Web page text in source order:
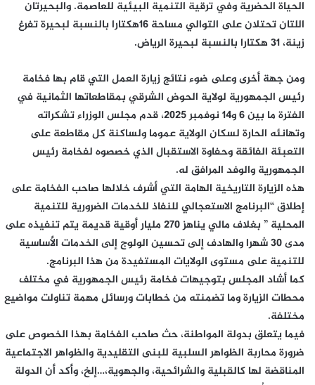
الحياة الحضرية وفي ترقية التنمية البيئية للعاصمة. والبحيرتان
اللتان تحتلان على التوالي مساحة 16هكتارا بالنسبة لبحيرة تفرغ
زينة، 31 هكتارا بالنسبة لبحيرة الرياض.
ومن جهة أخرى وعلى ضوء نتائج زيارة العمل التي قام بها فخامة
رئيس الجمهورية لولاية الحوض الشرقي بمقاطعاتها الثمانية في
الفترة ما بين 6 و14 نوفمبر 2025، قدم مجلس الوزراء تشكراته
وتهانئه الحارة لسكان الولاية عموما ولساكنة كل مقاطعة على
التعبئة الفائقة وحفاوة الاستقبال الذي خصصوه لفخامة رئيس
الجمهورية والوفد المرافق له.
هذه الزيارة التاريخية الهامة التي أشرف خلالها صاحب الفخامة على
إطلاق “البرنامج الاستعجالي للنفاذ للخدمات الضرورية للتنمية
المحلية ” بغلاف مالي يناهز 270 مليار أوقية قديمة يتم تنفيذه على
مدى 30 شهرا والهادف إلى تحسين الولوج إلى الخدمات الأساسية
للتنمية على مستوى الولايات المستفيدة من هذا البرنامج.
كما أشاد المجلس بتوجيهات فخامة رئيس الجمهورية في مختلف
محطات الزيارة وما تضمنته من خطابات ورسائل مهمة تناولت مواضيع
مختلفة.
فيما يتعلق بدولة المواطنة، حث صاحب الفخامة بهذا الخصوص على
ضرورة محاربة الظواهر السلبية للبنى التقليدية والظواهر الاجتماعية
المناقضة لها كالقبلية والشرائحية، والجهوية،…إلخ، وأكد أن الدولة